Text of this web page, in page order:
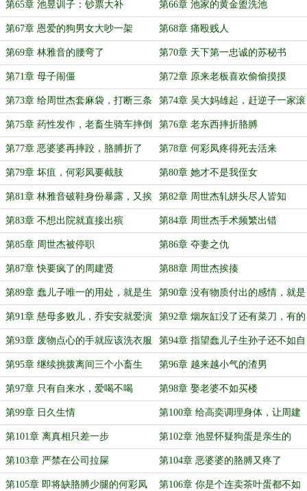
的‘丑恶’嘴脸
第65章 池昱训子：钞票大补 第66章 池家的黄金盥洗池
第67章 恩爱的狗男女大吵一架 第68章 痛殴贱人
第69章 林雅音的腰弯了 第70章 天下第一忠诚的苏秘书
第71章 母子闹僵 第72章 原来老板喜欢偷偷摸摸
第73章 给周世杰套麻袋，打断三条
腿
第74章 吴大妈雄起，赶逆子一家滚
蛋
第75章 药性发作，老畜生骑车摔倒 第76章 老东西摔折胳膊
第77章 恶婆婆再摔跤，胳膊折了 第78章 何彩凤疼得死去活来
第79章 坏疽，何彩凤要截肢 第80章 她才不是我侄女
第81章 林雅音破鞋身份暴露，又挨
一巴掌
第82章 周世杰轧姘头尽人皆知
第83章 不想出院就直接出殡 第84章 周世杰手术频繁出错
第85章 周世杰被停职 第86章 夺妻之仇
第87章 快要疯了的周建贤 第88章 周世杰挨揍
第89章 蠢儿子唯一的用处，就是生
孩子
第90章 没有物质付出的感情，就是
个屁
第91章 慈母多败儿，乔安安就爱演
慈母
第92章 烟灰缸没了还有菜刀，有的
是办法收拾渣男
第93章 废物点心的手就应该洗衣服 第94章 指望蠢儿子生孙子还不如自
己生儿子
第95章 继续挑拨离间三个小畜生 第96章 越来越小气的渣男
第97章 只有自来水，爱喝不喝 第98章 娶老婆不如买楼
第99章 日久生情 第100章 给高奕调理身体，让周建
贤失去靠山
第101章 离真相只差一步 第102章 池昱怀疑狗蛋是亲生的
第103章 严禁在公司拉屎 第104章 恶婆婆的胳膊又疼了
第105章 即将缺胳膊少腿的何彩凤 第106章 你是个连卖茶叶蛋都不如